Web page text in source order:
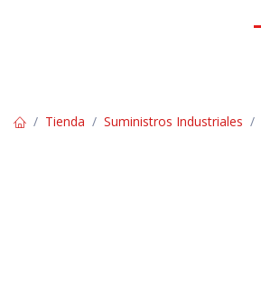
Tienda Suministros Industriales